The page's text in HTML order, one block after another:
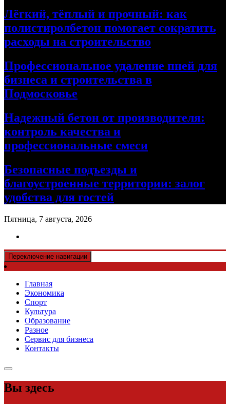
Лёгкий, тёплый и прочный: как
полистиролбетон помогает сократить
расходы на строительство
Профессиональное удаление пней для
бизнеса и строительства в
Подмосковье
Надежный бетон от производителя:
контроль качества и
профессиональные смеси
Безопасные подъезды и
благоустроенные территории: залог
удобства для гостей
Пятница, 7 августа, 2026
Переключение навигации
Главная
Экономика
Спорт
Культура
Образование
Разное
Сервис для бизнеса
Контакты
Вы здесь